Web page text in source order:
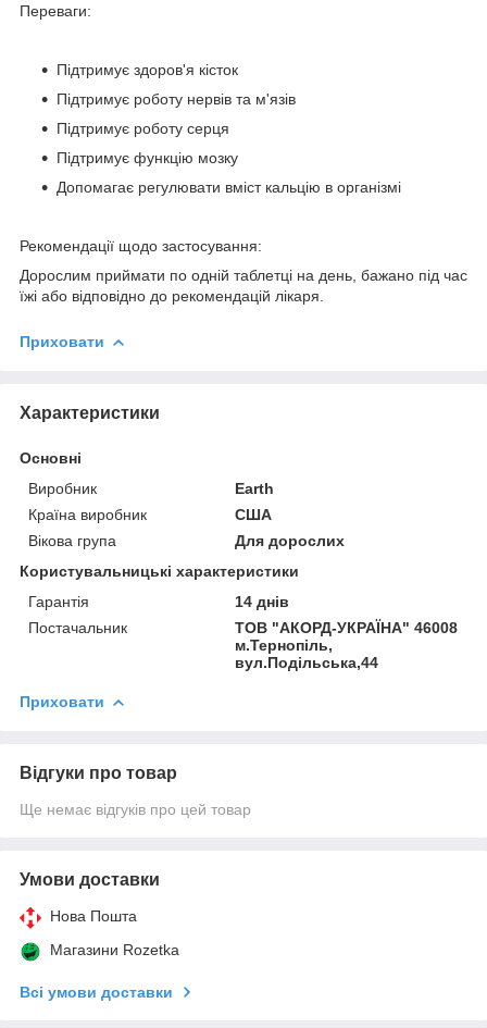
Переваги:
Підтримує здоров'я кісток
Підтримує роботу нервів та м'язів
Підтримує роботу серця
Підтримує функцію мозку
Допомагає регулювати вміст кальцію в організмі
Рекомендації щодо застосування:
Дорослим приймати по одній таблетці на день, бажано під час
їжі або відповідно до рекомендацій лікаря.
Приховати
Характеристики
Основні
Виробник
Earth
Країна виробник
США
Вікова група
Для дорослих
Користувальницькі характеристики
Гарантія
14 днів
Постачальник
ТОВ "АКОРД-УКРАЇНА" 46008
м.Тернопіль,
вул.Подільська,44
Приховати
Відгуки про товар
Ще немає відгуків про цей товар
Умови доставки
Нова Пошта
Магазини Rozetka
Всі умови доставки